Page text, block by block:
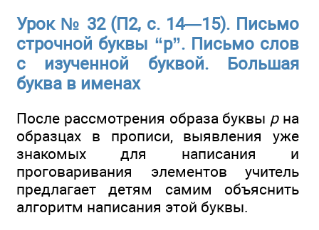
Урок № 32 (П2, с. 14—15). Письмо
строчной буквы “р”. Письмо слов
с изученной буквой. Большая
буква в именах
После рассмотрения образа буквы рна
образцах в прописи, выявления уже
знакомых для написания и
проговаривания элементов учитель
предлагает детям самим объяснить
алгоритм написания этой буквы.